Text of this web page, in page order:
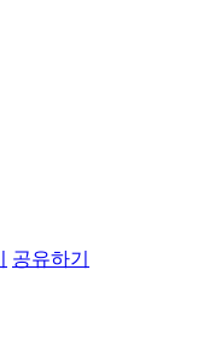
공유하기